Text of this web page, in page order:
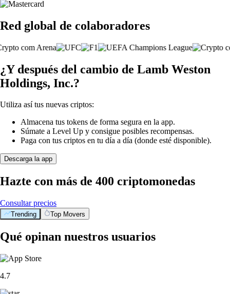
Red global de colaboradores
¿Y después del cambio de Lamb Weston
Holdings, Inc.?
Utiliza así tus nuevas criptos:
Almacena tus tokens de forma segura en la app.
Súmate a Level Up y consigue posibles recompensas.
Paga con tus criptos en tu día a día (donde esté disponible).
Descarga la app
Hazte con más de 400 criptomonedas
Consultar precios
Trending Top Movers
Qué opinan nuestros usuarios
4.7